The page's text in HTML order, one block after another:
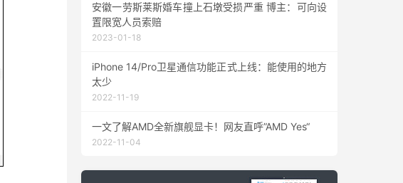
安徽一劳斯莱斯婚车撞上石墩受损严重 博主：可向设
置限宽人员索赔
2023-01-18
iPhone 14/Pro卫星通信功能正式上线：能使用的地方
太少
2022-11-19
一文了解AMD全新旗舰显卡！网友直呼”AMD Yes“
2022-11-04